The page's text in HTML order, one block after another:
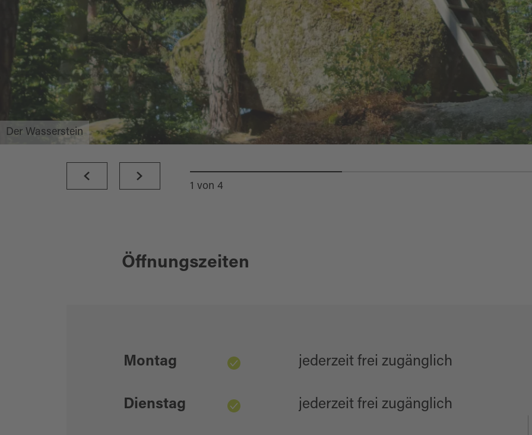
Der Wasserstein
1 von 4
Öffnungszeiten
Montag jederzeit frei zugänglich
Dienstag jederzeit frei zugänglich